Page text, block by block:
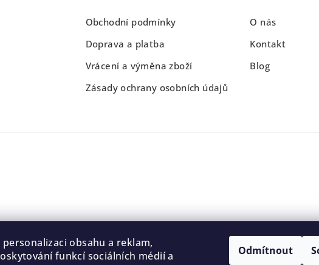
personalizaci obsahu a reklam,
funkcí sociálních médií a
Odmítnout
Obchodní podmínky
Doprava a platba
Vrácení a výměna zboží
Zásady ochrany osobních údajů
O nás
Kontakt
Blog